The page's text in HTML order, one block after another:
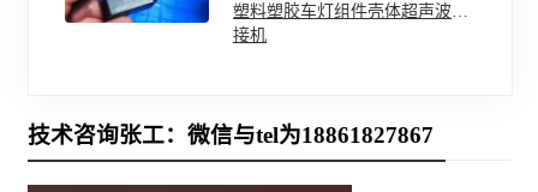
塑料塑胶车灯组件壳体超声波焊
接机
技术咨询张工：微信与tel为18861827867